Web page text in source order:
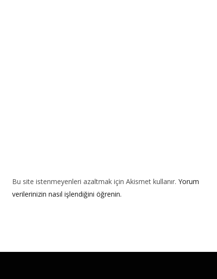
Bu site istenmeyenleri azaltmak için Akismet kullanır. Yorum
verilerinizin nasıl işlendiğini öğrenin.